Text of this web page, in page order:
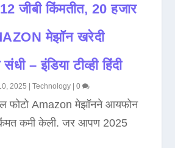
जीबी किंमतीत, 20 हजार
मेझॉन खरेदी
– इंडिया टीव्ही हिंदी
2025 |Technology |0
फोटो Amazon मेझॉनने आयफोन
कमी केली. जर आपण 2025